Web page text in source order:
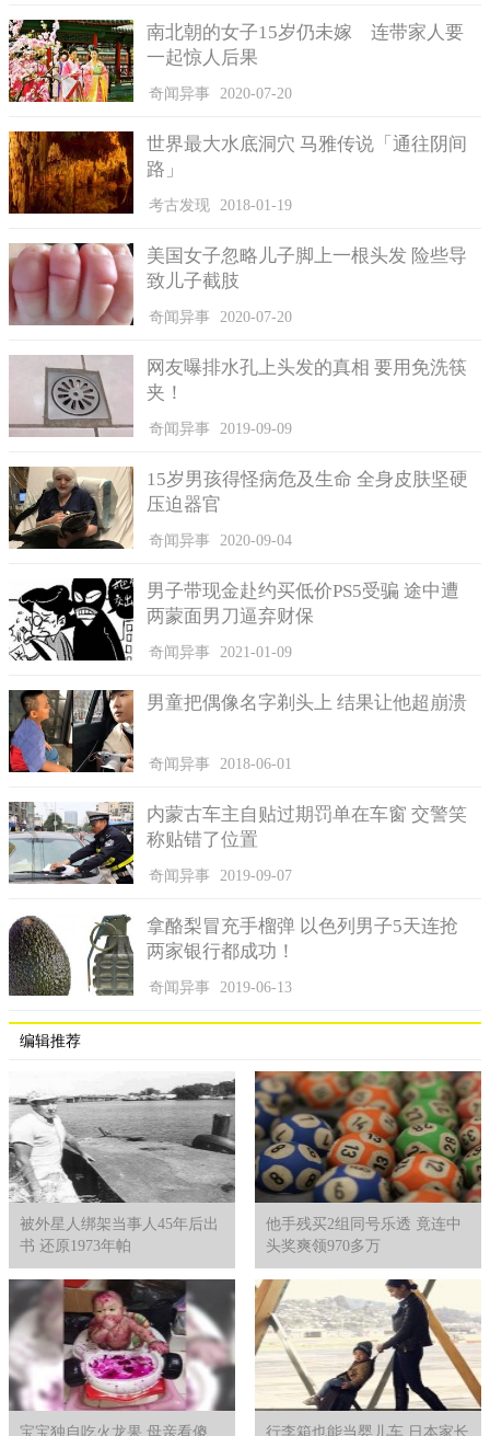
年入伍，成为了英国皇家宪兵部队的一员，先后随军前往中美洲
和北爱尔兰，并且在上个世纪的八十年代末与九十年代初，成为
了与伦敦爱尔兰共和军进行战斗中的一员。
达里尔在结婚后从部队退役，转业从事拖车工作。不幸的是
喜得爱女索菲亚仅两个月，这位新晋爸爸就在与另一辆车面对面
猛撞的车祸中伤到了腿，留下了病根。
转眼到了二零一五年，波莉和达里尔一起被特别邀请作为嘉
装的他看上去非常帅气，她顿时心如撞鹿，激动万分。达里尔也
有同感，在他眼中的波莉美丽如初，令他心跳加速。
波莉当时就直接迎向了达里尔，她非常高兴与他重逢，自己
离了。达里尔也觉得虽然自己经历了许多风霜，可能早已不再是
十几岁时的少年了，但是他对波莉的感情一如当年，这位前女友
一直在他的心底。
表示自己终于娶到了这个自少年时起就一直深爱着的女孩。
南北朝的女子15岁仍未嫁 连带家人要
一起惊人后果
奇闻异事 2020-07-20
世界最大水底洞穴 马雅传说「通往阴间
路」
考古发现 2018-01-19
美国女子忽略儿子脚上一根头发 险些导
致儿子截肢
奇闻异事 2020-07-20
网友曝排水孔上头发的真相 要用免洗筷
夹！
奇闻异事 2019-09-09
15岁男孩得怪病危及生命 全身皮肤坚硬
压迫器官
奇闻异事 2020-09-04
男子带现金赴约买低价PS5受骗 途中遭
两蒙面男刀逼弃财保
奇闻异事 2021-01-09
男童把偶像名字剃头上 结果让他超崩溃
奇闻异事 2018-06-01
内蒙古车主自贴过期罚单在车窗 交警笑
称贴错了位置
奇闻异事 2019-09-07
拿酪梨冒充手榴弹 以色列男子5天连抢
两家银行都成功！
奇闻异事 2019-06-13
编辑推荐
被外星人绑架当事人45年后出
书 还原1973年帕
他手残买2组同号乐透 竟连中
头奖爽领970多万
宝宝独自吃火龙果 母亲看傻 行李箱也能当婴儿车 日本家长